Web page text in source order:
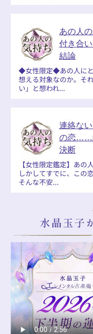
あの人
付き合
結論
◆女性限定◆あの人に
想える対象なのか。そ
い」と想われ...
連絡な
の恋……
決断
【女性限定鑑定】あの
しかしてすでに、こ
そんな不安...